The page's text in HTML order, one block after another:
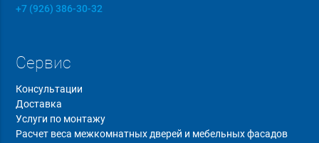
+7 (926) 386-30-32
Сервис
Консультации
Доставка
Услуги по монтажу
Расчет веса межкомнатных дверей и мебельных фасадов